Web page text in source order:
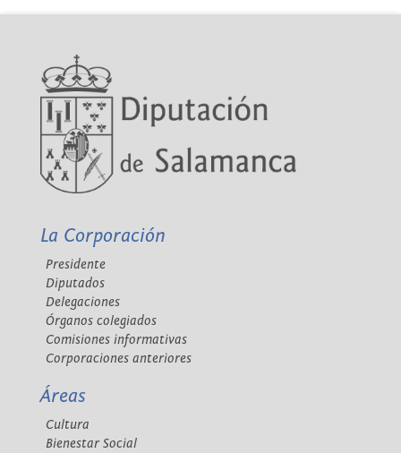
La Corporación
Presidente
Diputados
Delegaciones
Órganos colegiados
Comisiones informativas
Corporaciones anteriores
Áreas
Cultura
Bienestar Social